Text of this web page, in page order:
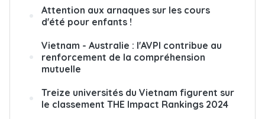
Attention aux arnaques sur les cours
d'été pour enfants !
Vietnam - Australie : l'AVPI contribue au
renforcement de la compréhension
mutuelle
Treize universités du Vietnam figurent sur
le classement THE Impact Rankings 2024